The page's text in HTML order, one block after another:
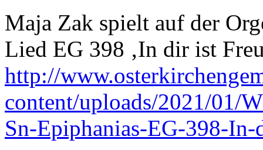
Maja Zak spielt auf der
Lied EG 398 ‚In dir ist
http://
content/uploads/2021/01/
Sn-Epiphanias-EG-398-